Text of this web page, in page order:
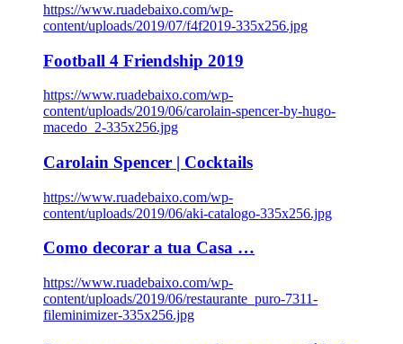
https://www.ruadebaixo.com/wp-
content/uploads/2019/07/f4f2019-335x256.jpg
Football 4 Friendship 2019
https://www.ruadebaixo.com/wp-
content/uploads/2019/06/carolain-spencer-by-hugo-
macedo_2-335x256.jpg
Carolain Spencer | Cocktails
https://www.ruadebaixo.com/wp-
content/uploads/2019/06/aki-catalogo-335x256.jpg
Como decorar a tua Casa …
https://www.ruadebaixo.com/wp-
content/uploads/2019/06/restaurante_puro-7311-
fileminimizer-335x256.jpg